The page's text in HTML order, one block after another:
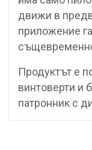
движи в
приложение
Продуктът е
винтоверти и
патронник с